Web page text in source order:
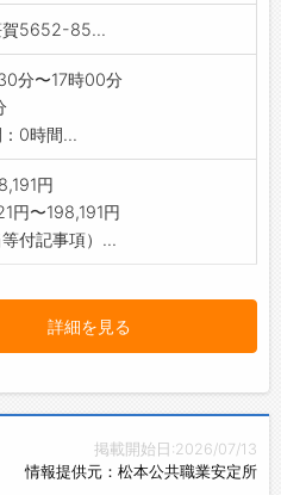
の定める業務
ハローワークの紹介状をお持ち
賀5652-85...
分〜17時00分
0時間...
円
円〜198,191円
等付記事項）...
詳細を見る
掲載開始日:2026/07/13
情報提供元：松本公共職業安定所